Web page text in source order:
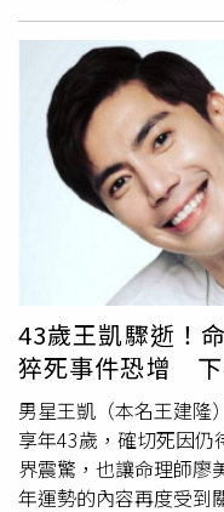
初步發展時攔截風險
針對熟齡男性好發的
學部主任郭紋翠表示
防護：高階影像追蹤：
（LDCT），在極低輻
早期介入處置。多重
指標（CEA、CA72-4
（AFP、PIVKA-II）及
關器官第一線風險預
音波、身體組成分析
及B型與C型肝炎篩檢
健康意識 醫師呼籲善
識到長輩健康是家庭重
注長輩日常照護，善用
無症狀疾病潛在風險。
醫揭早期症狀難察覺原
狀難察覺？醫：AI輔助
43歲王凱驟逝！
猝死事件恐增 下
男星王凱（本名王建隆
享年43歲，確切死因仍
界震驚，也讓命理師廖
年運勢的內容再度受到